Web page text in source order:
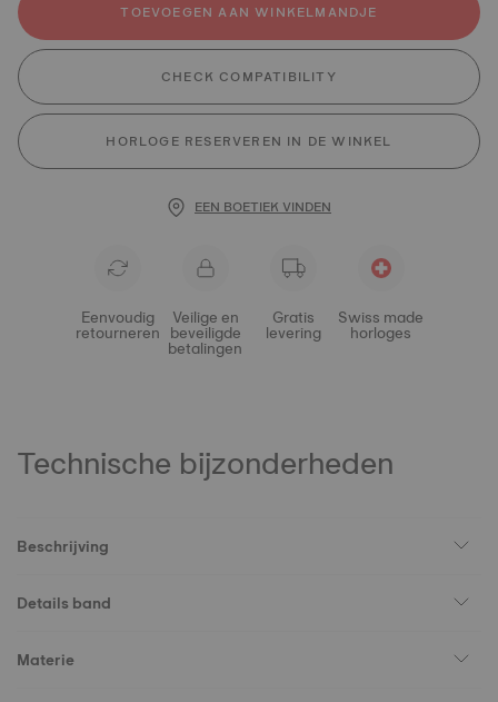
TOEVOEGEN AAN WINKELMANDJE
CHECK COMPATIBILITY
HORLOGE RESERVEREN IN DE WINKEL
EEN BOETIEK VINDEN
Eenvoudig
retourneren
Veilige en
beveiligde
betalingen
Gratis
levering
Swiss made
horloges
Technische bijzonderheden
Beschrijving
Details band
Materie